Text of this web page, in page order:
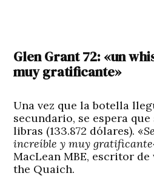
Glen Grant 72: «un
muy gratificante»
Una vez que la botella
secundario, se espera
libras (133.872 dólares). «
increíble y muy gratificante
MacLean MBE, escritor
the Quaich.